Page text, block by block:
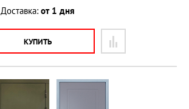
Доставка: от 1 дня
КУПИТЬ